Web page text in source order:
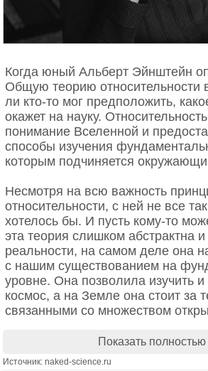
Когда юный Альберт Эйнштейн
Общую теорию относительности
ли кто-то мог предположить,
окажет на науку.
понимание Вселенной и
способы изучения
которым подчиняется
Несмотря на всю важность
относительности, с ней не все
хотелось бы. И пусть кому-то
эта теория слишком абстрактна
реальности, на самом деле она
с нашим существованием на
уровне. Она позволила изучить и
космос, а на Земле она стоит за
связанными со множеством
частиц — множество инноваций,
принимаем как должное, уходят
Показать
Источник: naked-science.ru